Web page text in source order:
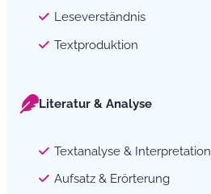
Leseverständnis
Textproduktion
Literatur & Analyse
Textanalyse & Interpretation
Aufsatz & Erörterung